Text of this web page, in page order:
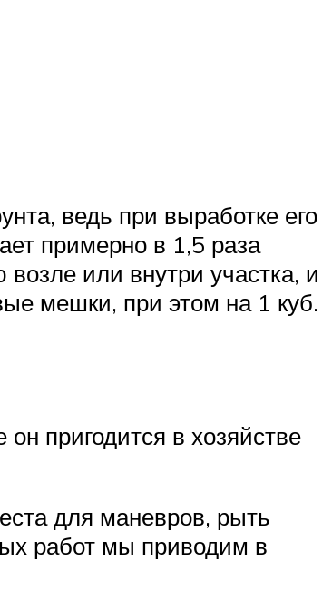
ведь при выработке его
примерно в 1,5 раза
или внутри участка, и
мешки, при этом на 1 куб.
пригодится в хозяйстве
для маневров, рыть
работ мы приводим в